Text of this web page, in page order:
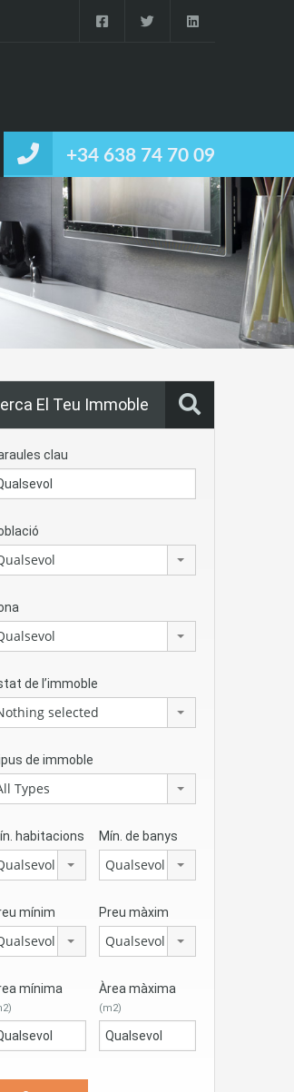
+34 638 74 70 09
El Teu Immoble
clau
de l’immoble
selected
de immoble
Types
habitacions Mín. de banys
Qualsevol
mínim Preu màxim
Qualsevol
mínima Àrea màxima
(m2)